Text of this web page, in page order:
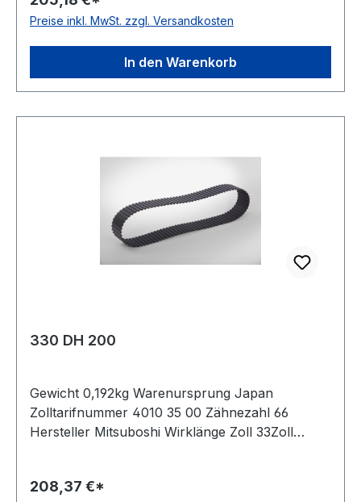
DIN 5296 antistatisch ja
Preise inkl. MwSt. zzgl. Versandkosten
In den Warenkorb
330 DH 200
Gewicht 0,192kg Warenursprung Japan
Zolltarifnummer 4010 35 00 Zähnezahl 66
Hersteller Mitsuboshi Wirklänge Zoll 33Zoll
Material Neoprene Zugstrang Glasfaser Norm
208,37 €*